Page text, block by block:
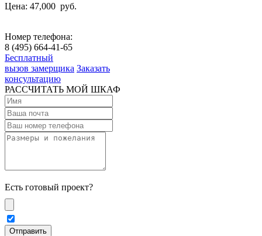
Цена: 47,000 руб.
Номер телефона:
8 (495) 664-41-65
Бесплатный
вызов замерщика Заказать
консультацию
РАССЧИТАТЬ МОЙ ШКАФ
Есть готовый проект?